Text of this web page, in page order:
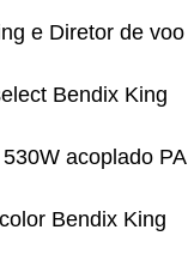
e Diretor de voo
Bendix King
acoplado PA
Bendix King